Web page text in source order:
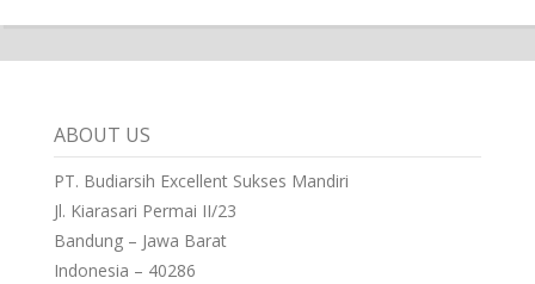
ABOUT US
PT. Budiarsih Excellent Sukses Mandiri
Jl. Kiarasari Permai II/23
Bandung – Jawa Barat
Indonesia – 40286